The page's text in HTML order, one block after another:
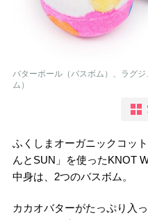
バターボール（バスボム）、ラグ
ム）
ふくしまオーガニックコッ
んとSUN」を使ったKNOT
中身は、2つのバスボム。
カカオバターがたっぷり入